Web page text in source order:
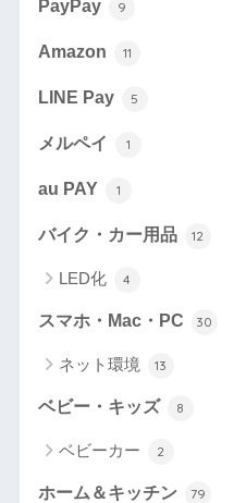
PayPay 9
Amazon 11
LINE Pay 5
メルペイ 1
au PAY 1
バイク・カー用品 12
LED化 4
スマホ・Mac・PC 30
ネット環境 13
ベビー・キッズ 8
ベビーカー 2
ホーム＆キッチン 79